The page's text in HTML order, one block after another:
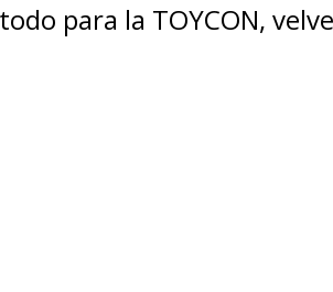
para la TOYCON,